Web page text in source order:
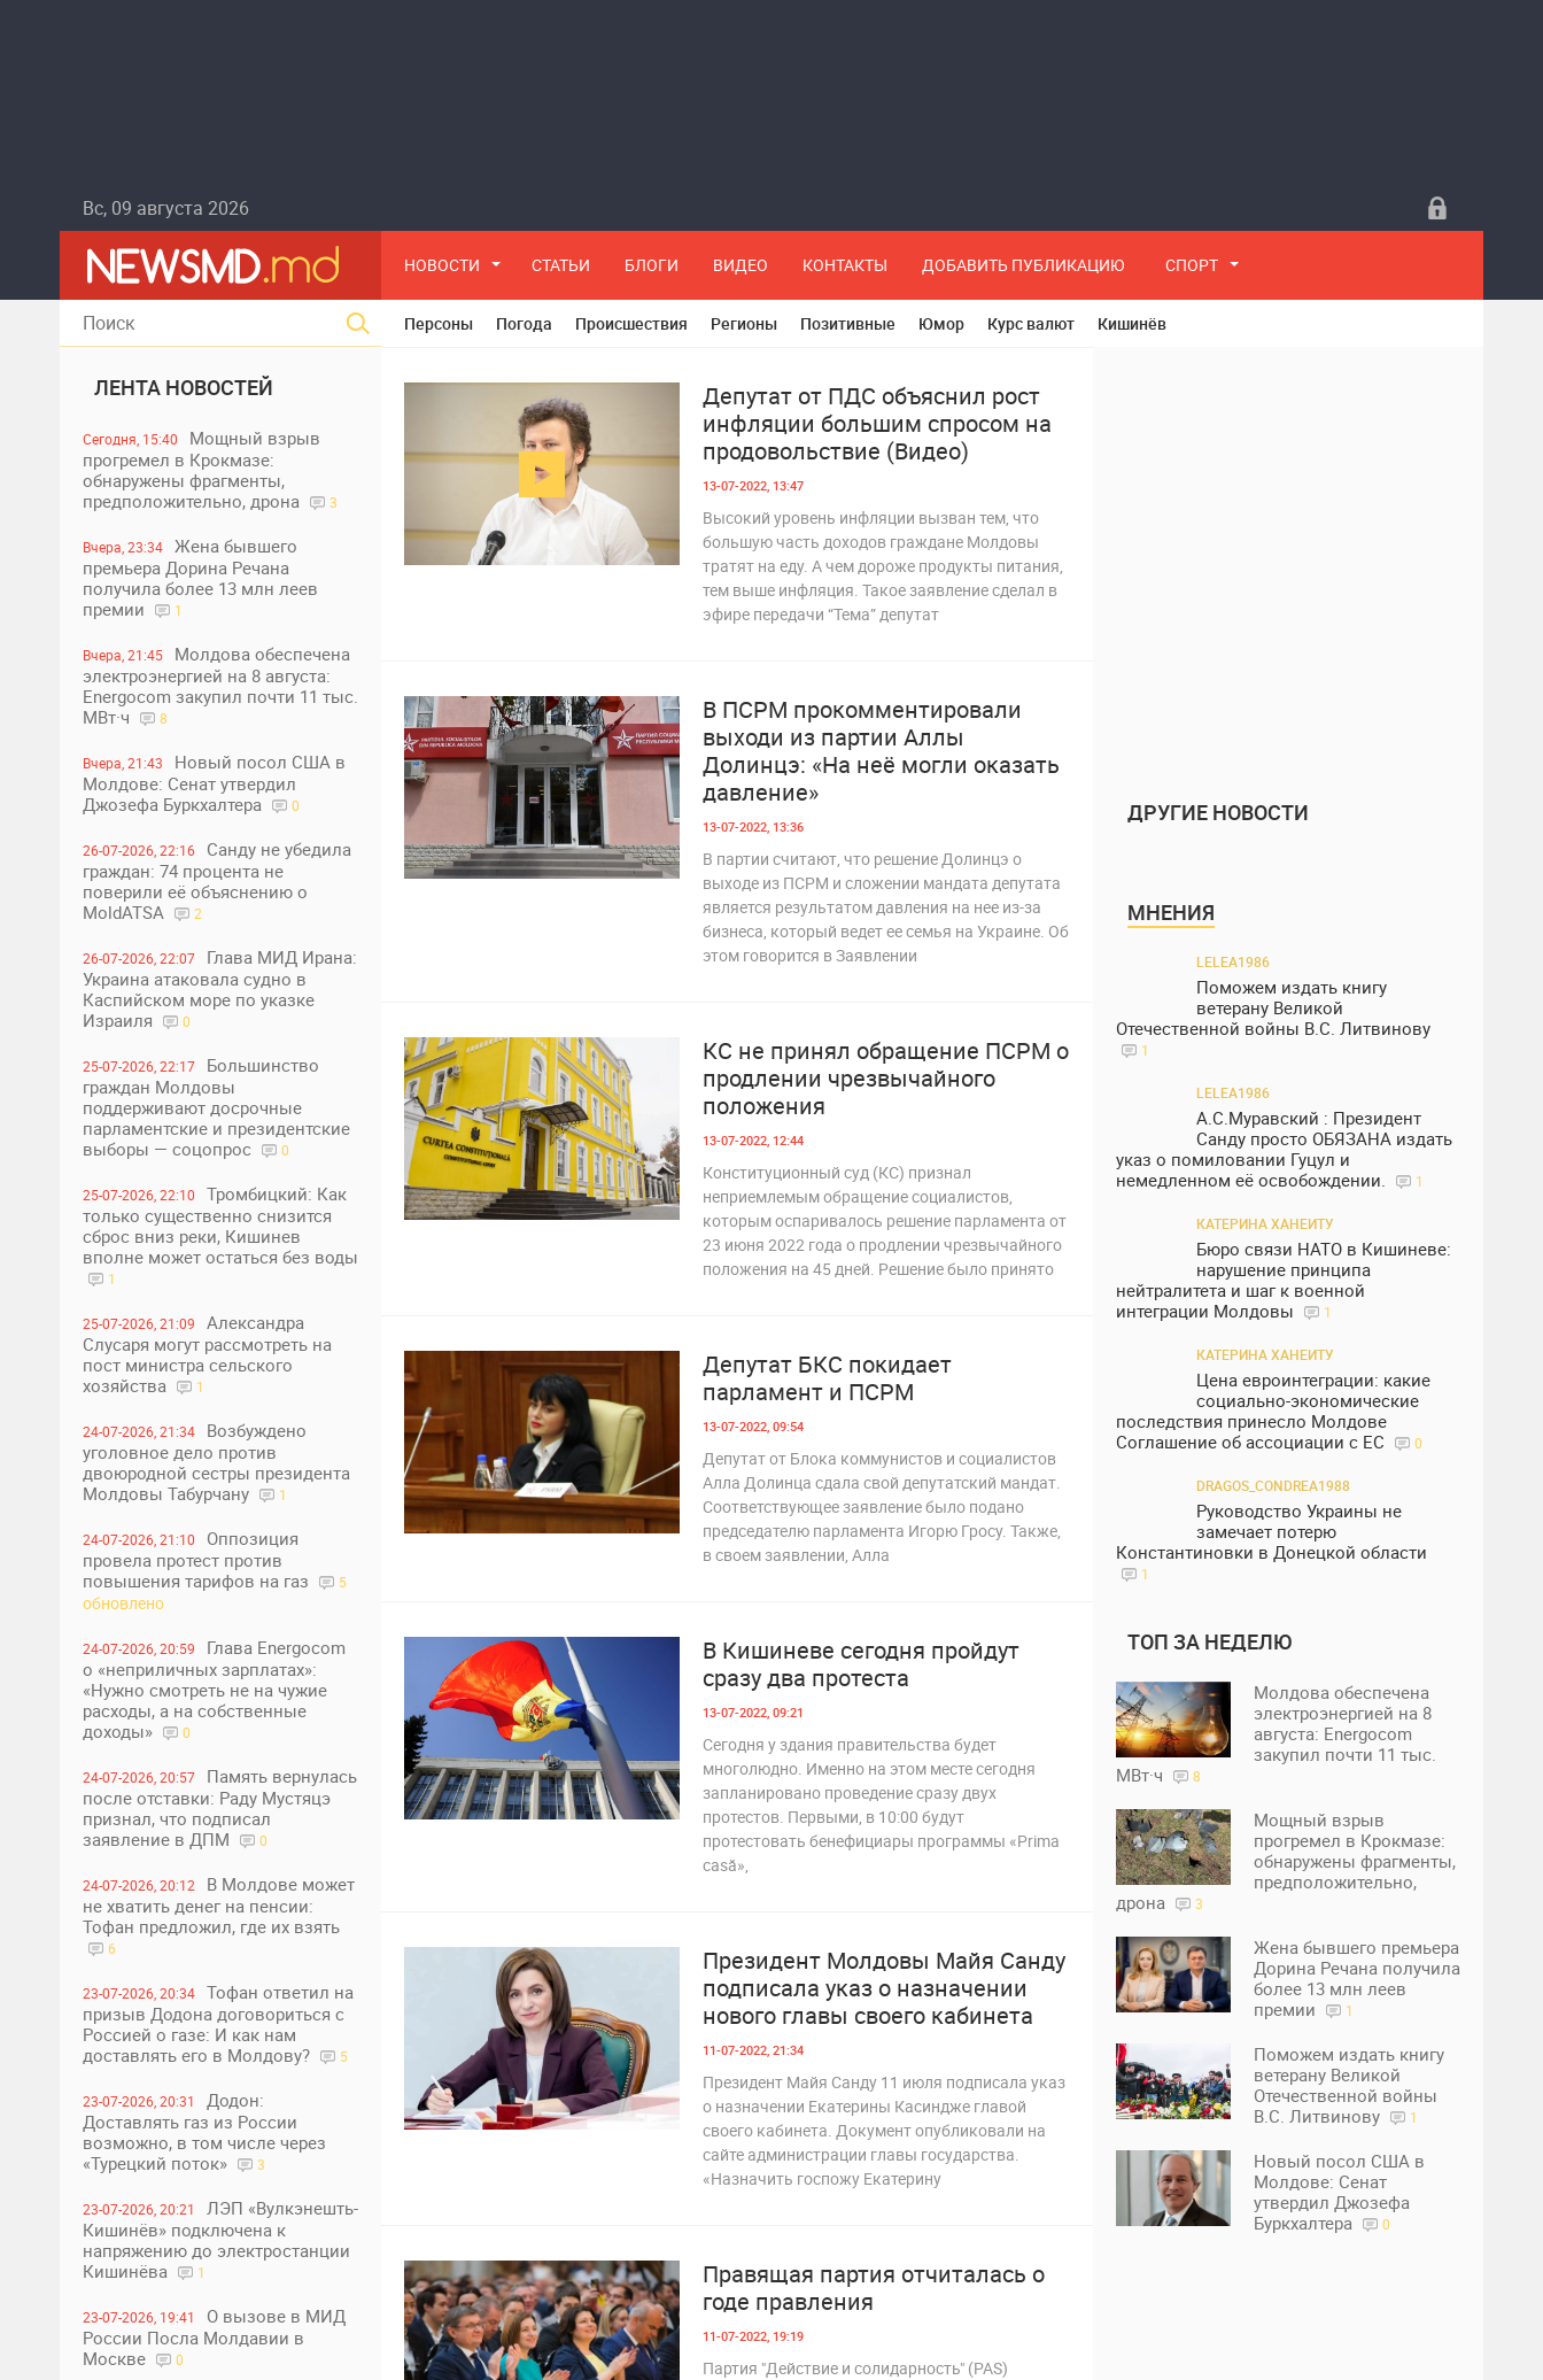
Вс, 09 августа 2026
НОВОСТИ СТАТЬИ БЛОГИ ВИДЕО КОНТАКТЫ ДОБАВИТЬ ПУБЛИКАЦИЮ СПОРТ
ЛЕНТА НОВОСТЕЙ
Сегодня, 15:40
Мощный взрыв
прогремел в Крокмазе:
обнаружены фрагменты,
предположительно, дрона
3
Вчера, 23:34
Жена бывшего
премьера Дорина Речана
получила более 13 млн леев
премии
1
Вчера, 21:45
Молдова обеспечена
электроэнергией на 8 августа:
Energocom закупил почти 11 тыс.
МВт·ч
8
Вчера, 21:43
Новый посол США в
Молдове: Сенат утвердил
Джозефа Буркхалтера
0
26-07-2026, 22:16
Санду не убедила
граждан: 74 процента не
поверили её объяснению о
MoldATSA
2
26-07-2026, 22:07
Глава МИД Ирана:
Украина атаковала судно в
Каспийском море по указке
Израиля
0
25-07-2026, 22:17
Большинство
граждан Молдовы
поддерживают досрочные
парламентские и президентские
выборы — соцопрос
0
25-07-2026, 22:10
Тромбицкий: Как
только существенно снизится
сброс вниз реки, Кишинев
вполне может остаться без воды
1
25-07-2026, 21:09
Александра
Слусаря могут рассмотреть на
пост министра сельского
хозяйства
1
24-07-2026, 21:34
Возбуждено
уголовное дело против
двоюродной сестры президента
Молдовы Табурчану
1
24-07-2026, 21:10
Оппозиция
провела протест против
повышения тарифов на газ
5
обновлено
24-07-2026, 20:59
Глава Energocom
о «неприличных зарплатах»:
«Нужно смотреть не на чужие
расходы, а на собственные
доходы»
0
24-07-2026, 20:57
Память вернулась
после отставки: Раду Мустяцэ
признал, что подписал
заявление в ДПМ
0
24-07-2026, 20:12
В Молдове может
не хватить денег на пенсии:
Тофан предложил, где их взять
6
23-07-2026, 20:34
Тофан ответил на
призыв Додона договориться с
Россией о газе: И как нам
доставлять его в Молдову?
5
23-07-2026, 20:31
Додон:
Доставлять газ из России
возможно, в том числе через
«Турецкий поток»
3
23-07-2026, 20:21
ЛЭП «Вулкэнешть-
Кишинёв» подключена к
напряжению до электростанции
Кишинёва
1
23-07-2026, 19:41
О вызове в МИД
России Посла Молдавии в
Москве
0
Персоны Погода Происшествия Регионы Позитивные Юмор Курс валют Кишинёв
Депутат от ПДС объяснил рост
инфляции большим спросом на
продовольствие (Видео)
13-07-2022, 13:47
Высокий уровень инфляции вызван тем, что
большую часть доходов граждане Молдовы
тратят на еду. А чем дороже продукты питания,
тем выше инфляция. Такое заявление сделал в
эфире передачи “Тема” депутат
В ПСРМ прокомментировали
выходи из партии Аллы
Долинцэ: «На неё могли оказать
давление»
13-07-2022, 13:36
В партии считают, что решение Долинцэ о
выходе из ПСРМ и сложении мандата депутата
является результатом давления на нее из-за
бизнеса, который ведет ее семья на Украине. Об
этом говорится в Заявлении
КС не принял обращение ПСРМ о
продлении чрезвычайного
положения
13-07-2022, 12:44
Конституционный суд (КС) признал
неприемлемым обращение социалистов,
которым оспаривалось решение парламента от
23 июня 2022 года о продлении чрезвычайного
положения на 45 дней. Решение было принято
Депутат БКС покидает
парламент и ПСРМ
13-07-2022, 09:54
Депутат от Блока коммунистов и социалистов
Алла Долинца сдала свой депутатский мандат.
Соответствующее заявление было подано
председателю парламента Игорю Гросу. Также,
в своем заявлении, Алла
В Кишиневе сегодня пройдут
сразу два протеста
13-07-2022, 09:21
Сегодня у здания правительства будет
многолюдно. Именно на этом месте сегодня
запланировано проведение сразу двух
протестов. Первыми, в 10:00 будут
протестовать бенефициары программы «Prima
casă»,
Президент Молдовы Майя Санду
подписала указ о назначении
нового главы своего кабинета
11-07-2022, 21:34
Президент Майя Санду 11 июля подписала указ
о назначении Екатерины Касиндже главой
своего кабинета. Документ опубликовали на
сайте администрации главы государства.
«Назначить госпожу Екатерину
Правящая партия отчиталась о
годе правления
11-07-2022, 19:19
Партия "Действие и солидарность" (PAS)
ДРУГИЕ НОВОСТИ
МНЕНИЯ
LELEA1986
Поможем издать книгу
ветерану Великой
Отечественной войны В.С. Литвинову
1
LELEA1986
А.С.Муравский : Президент
Санду просто ОБЯЗАНА издать
указ о помиловании Гуцул и
немедленном её освобождении.
1
КАТЕРИНА ХАНЕИТУ
Бюро связи НАТО в Кишиневе:
нарушение принципа
нейтралитета и шаг к военной
интеграции Молдовы
1
КАТЕРИНА ХАНЕИТУ
Цена евроинтеграции: какие
социально-экономические
последствия принесло Молдове
Соглашение об ассоциации с ЕС
0
DRAGOS_CONDREA1988
Руководство Украины не
замечает потерю
Константиновки в Донецкой области
1
ТОП ЗА НЕДЕЛЮ
Молдова обеспечена
электроэнергией на 8
августа: Energocom
закупил почти 11 тыс.
МВт·ч
8
Мощный взрыв
прогремел в Крокмазе:
обнаружены фрагменты,
предположительно,
дрона
3
Жена бывшего премьера
Дорина Речана получила
более 13 млн леев
премии
1
Поможем издать книгу
ветерану Великой
Отечественной войны
В.С. Литвинову
1
Новый посол США в
Молдове: Сенат
утвердил Джозефа
Буркхалтера
0